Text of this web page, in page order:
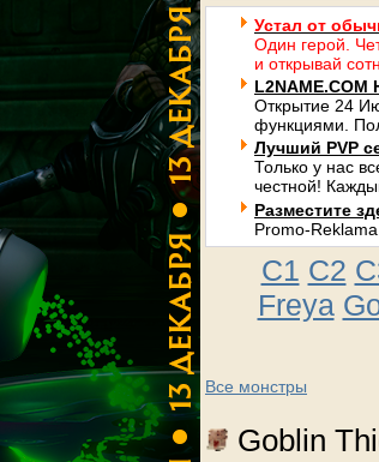
Устал от
Один герой.
и открывай
Открытие 24
функциями.
Лучший PVP
Только у нас
честной!
Разместите
Promo-
C1 C2
Freya
Все монстры
Goblin